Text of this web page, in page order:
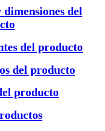
dimensiones del
del producto
del producto
producto